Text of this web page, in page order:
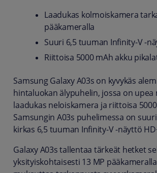
Laadukas kolmoiskamera
pääkameralla
Suuri 6,5 tuuman Infinity-V -
Riittoisa 5000 mAh akku
Samsung Galaxy A03s on kyvykäs
hintaluokan älypuhelin, jossa on
laadukas neloiskamera ja riittoisa
Samsungin A03s puhelimessa on
kirkas 6,5 tuuman Infinity-V -näyttö
Galaxy A03s tallentaa tärkeät hetket
yksityiskohtaisesti 13 MP